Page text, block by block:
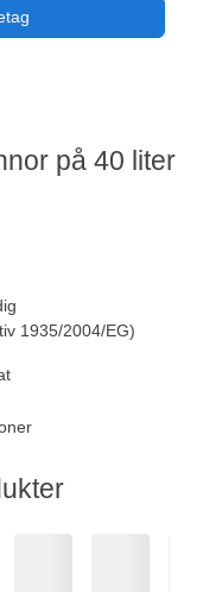
på 40 liter
1935/2004/EG)